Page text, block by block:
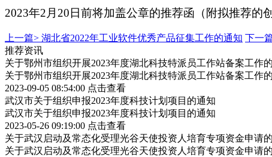
2023年2月20日前将加盖公章的推荐函（附拟推荐的
上一篇> 湖北省2022年工业软件优秀产品征集工作的通知 下一
推荐资讯
关于鄂州市组织开展2023年度湖北科技特派员工作站备案工作
关于鄂州市组织开展2023年度湖北科技特派员工作站备案工作
2023-09-05 08:54:00 点击查看
武汉市关于组织申报2023年度科技计划项目的通知
武汉市关于组织申报2023年度科技计划项目的通知
2023-05-26 09:19:00 点击查看
关于武汉启动及常态化受理光谷天使投资人培育专项资金申请
关于武汉启动及常态化受理光谷天使投资人培育专项资金申请